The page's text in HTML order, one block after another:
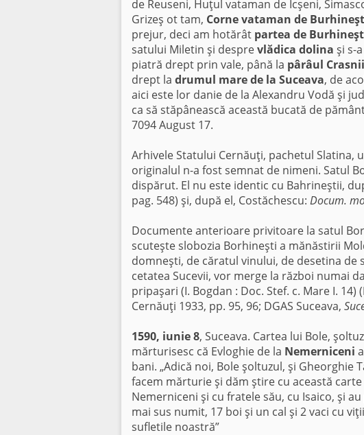
de Reuseni, Huţul vataman de Icşeni,
Grizeş ot tam, Corne vataman de
prejur, deci am hotărât partea de
satului Miletin şi desprevlădica dolina şi s-
piatră drept prin vale, până la pârâul Crasnii
drept la drumul mare de la Suceava, de
aici este lor danie de la Alexandru Vodă şi
ca să stăpânească această bucată de
7094 August 17.
Arhivele Statului Cernăuţi, pachetul Slatina,
originalul n-a fost semnat de nimeni. Satul
dispărut. El nu este identic cu Bahrineştii,
pag. 548) şi, după el, Costăchescu: Docum.
Documente anterioare privitoare la satul
scuteşte slobozia Borhineşti a mănăstirii
domneşti, de căratul vinului, de desetina
cetatea Sucevii, vor merge la război numai
pripaşari (I. Bogdan : Doc. Stef. c. Mare I. 14)
Cernăuţi 1933, pp. 95, 96; DGAS Suceava,
1590, iunie 8, Suceava. Cartea lui Bole,
mărturisesc că Evloghie de la Nemerni­ceni
bani. „Adică noi, Bole şoltuzul, şi Gheorghie
facem mărturie şi dăm ştire cu această
Nemerniceni şi cu fratele său, cu Isaico, şi
mai sus numit, 17 boi şi un cal şi 2 vaci cu
sufletile noastră”